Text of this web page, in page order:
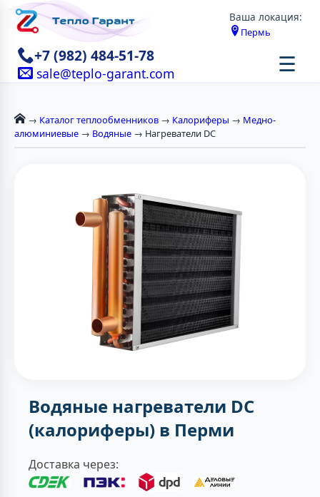
Ваша локация:
Пермь
+7 (982) 484-51-78
sale@teplo-garant.com ☰
→ Каталог теплообменников → Калориферы → Медно-
алюминиевые → Водяные → Нагреватели DC
Водяные нагреватели DC
(калориферы) в Перми
Доставка через: